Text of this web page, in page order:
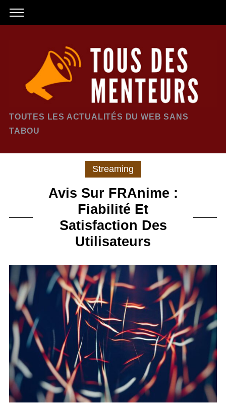
TOUTES LES ACTUALITÉS DU WEB SANS
TABOU
Streaming
Avis Sur FRAnime :
Fiabilité Et
Satisfaction Des
Utilisateurs